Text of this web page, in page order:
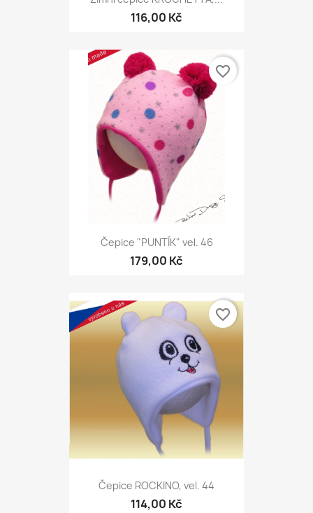
116,00 Kč
Čepice "PUNTÍK" vel. 46
179,00 Kč
favorite_border
Čepice ROCKINO, vel. 44
114,00 Kč
favorite_border